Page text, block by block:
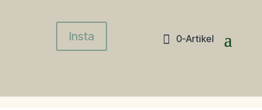
0-Artikel
Insta